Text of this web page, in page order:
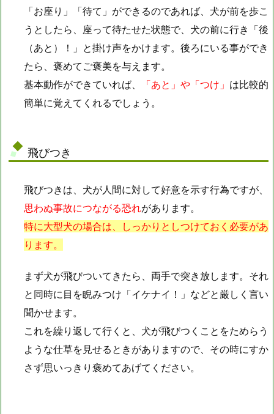
「お座り」「待て」ができるのであれば、犬が前を歩こ
うとしたら、座って待たせた状態で、犬の前に行き「後
（あと）！」と掛け声をかけます。後ろにいる事ができ
たら、褒めてご褒美を与えます。
基本動作ができていれば、
「あと」や「つけ」 は比較的
簡単に覚えてくれるでしょう。
飛びつき
飛びつきは、犬が人間に対して好意を示す行為ですが、
思わぬ事故につながる恐れがあります。
特に大型犬の場合は、しっかりとしつけておく必要があ
ります。
まず犬が飛びついてきたら、両手で突き放します。それ
と同時に目を睨みつけ「イケナイ！」などと厳しく言い
聞かせます。
これを繰り返して行くと、犬が飛びつくことをためらう
ような仕草を見せるときがありますので、その時にすか
さず思いっきり褒めてあげてください。